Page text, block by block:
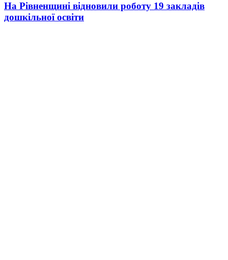
На Рівненщині відновили роботу 19 закладів
дошкільної освіти